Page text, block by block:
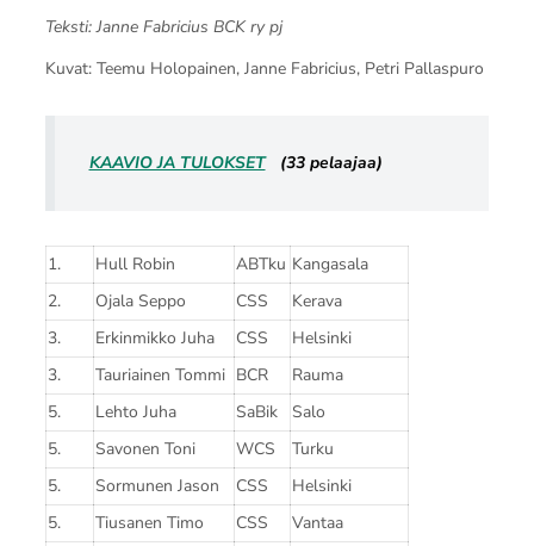
Teksti: Janne Fabricius BCK ry pj
Kuvat: Teemu Holopainen, Janne Fabricius, Petri Pallaspuro
KAAVIO JA TULOKSET(33 pelaajaa)
1. Hull Robin ABTku Kangasala
2.
Ojala Seppo CSS
Kerava
3.
Erkinmikko Juha CSS
Helsinki
3.
Tauriainen Tommi BCR
Rauma
5.
Lehto Juha SaBik
Salo
5.
Savonen Toni WCS
Turku
5.
Sormunen Jason CSS
Helsinki
5.
Tiusanen Timo CSS
Vantaa